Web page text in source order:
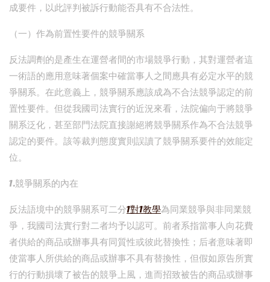
成要件，以此評判被訴行動能否具有不合法性。
（一）作為前置性要件的競爭關系
反法調劑的是產生在運營者間的市場競爭行動，其對運營者這
一術語的應用意味著個案中確當事人之間應具有必定水平的競
爭關系。在此意義上，競爭關系應該成為不合法競爭認定的前
置性要件。但從我國司法實行的近況來看，法院偏向于將競爭
關系泛化，甚至部門法院直接謝絕將競爭關系作為不合法競爭
認定的要件。該等裁判態度實則誤讀了競爭關系要件的效能定
位。
1.競爭關系的內在
反法語境中的競爭關系可二分1對1教學為同業競爭與非同業競
爭，我國司法實行對二者均予以認可。前者系指當事人向花費
者供給的商品或辦事具有同質性或彼此替換性；后者意味著即
使當事人所供給的商品或辦事不具有替換性，但假如原告所實
行的行動損壞了被告的競爭上風，進而招致被告的商品或辦事